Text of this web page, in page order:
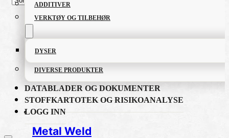
ADDITIVER
VERKTØY OG TILBEHØR
DYSER
DIVERSE PRODUKTER
DATABLADER OG DOKUMENTER
STOFFKARTOTEK OG RISIKOANALYSE
LOGG INN
Metal Weld